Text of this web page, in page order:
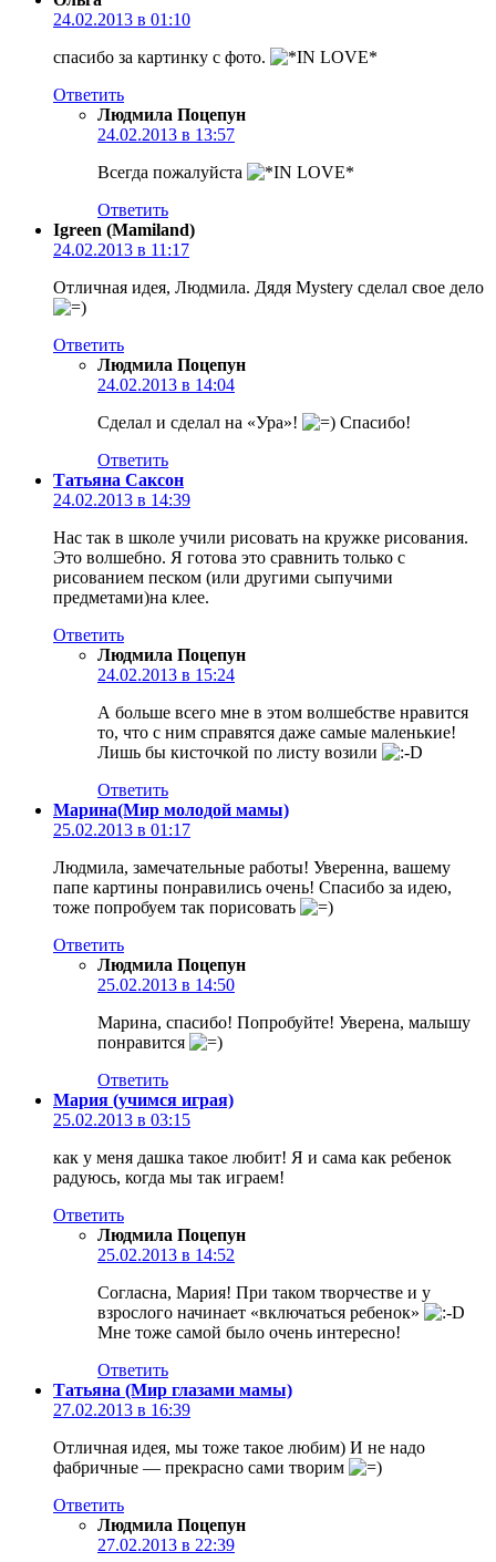
24.02.2013 в 01:10
спасибо за картинку с фото.
Ответить
Людмила Поцепун
24.02.2013 в 13:57
Всегда пожалуйста
Ответить
Igreen (Mamiland)
24.02.2013 в 11:17
Отличная идея, Людмила. Дядя Mystery сделал свое дело
Ответить
Людмила Поцепун
24.02.2013 в 14:04
Сделал и сделал на «Ура»!
Спасибо!
Ответить
Татьяна Саксон
24.02.2013 в 14:39
Нас так в школе учили рисовать на кружке рисования.
Это волшебно. Я готова это сравнить только с
рисованием песком (или другими сыпучими
предметами)на клее.
Ответить
Людмила Поцепун
24.02.2013 в 15:24
А больше всего мне в этом волшебстве нравится
то, что с ним справятся даже самые маленькие!
Лишь бы кисточкой по листу возили
Ответить
Марина(Мир молодой мамы)
25.02.2013 в 01:17
Людмила, замечательные работы! Уверенна, вашему
папе картины понравились очень! Спасибо за идею,
тоже попробуем так порисовать
Ответить
Людмила Поцепун
25.02.2013 в 14:50
Марина, спасибо! Попробуйте! Уверена, малышу
понравится
Ответить
Мария (учимся играя)
25.02.2013 в 03:15
как у меня дашка такое любит! Я и сама как ребенок
радуюсь, когда мы так играем!
Ответить
Людмила Поцепун
25.02.2013 в 14:52
Согласна, Мария! При таком творчестве и у
взрослого начинает «включаться ребенок»
Мне тоже самой было очень интересно!
Ответить
Татьяна (Мир глазами мамы)
27.02.2013 в 16:39
Отличная идея, мы тоже такое любим) И не надо
фабричные — прекрасно сами творим
Ответить
Людмила Поцепун
27.02.2013 в 22:39